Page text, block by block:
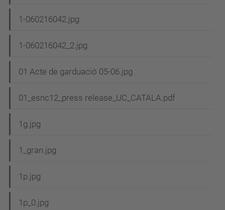
i
ó
1-060216042.jpg
1-060216042_2.jpg
01 Acte de garduació 05-06.jpg
01_esnc12_press release_UC_CATALA.pdf
1g.jpg
1_gran.jpg
1p.jpg
1p_0.jpg